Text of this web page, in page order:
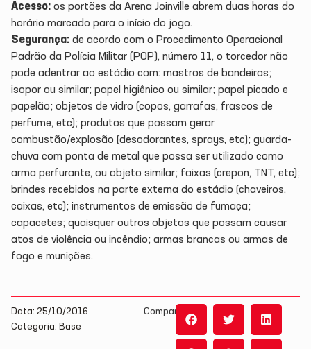
Acesso: os portões da Arena Joinville abrem duas horas do
horário marcado para o início do jogo.
Segurança: de acordo com o Procedimento Operacional
Padrão da Polícia Militar (POP), número 11, o torcedor não
pode adentrar ao estádio com: mastros de bandeiras;
isopor ou similar; papel higiênico ou similar; papel picado e
papelão; objetos de vidro (copos, garrafas, frascos de
perfume, etc); produtos que possam gerar
combustão/explosão (desodorantes, sprays, etc); guarda-
chuva com ponta de metal que possa ser utilizado como
arma perfurante, ou objeto similar; faixas (crepon, TNT, etc);
brindes recebidos na parte externa do estádio (chaveiros,
caixas, etc); instrumentos de emissão de fumaça;
capacetes; quaisquer outros objetos que possam causar
atos de violência ou incêndio; armas brancas ou armas de
fogo e munições.
Data: 25/10/2016
Categoria: Base
Compartilhe: